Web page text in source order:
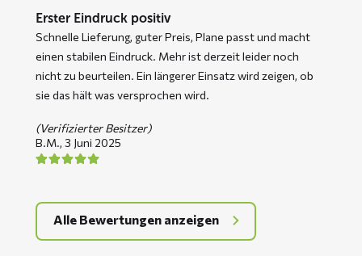
Erster Eindruck positiv
Schnelle Lieferung, guter Preis, Plane passt und macht
einen stabilen Eindruck. Mehr ist derzeit leider noch
nicht zu beurteilen. Ein längerer Einsatz wird zeigen, ob
sie das hält was versprochen wird.
(Verifizierter Besitzer)
B.M., 3 Juni 2025
Alle Bewertungen anzeigen